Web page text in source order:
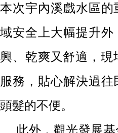
本次宇內溪戲水區
域安全上大幅提升
興、乾爽又舒適，現
服務，貼心解決過
頭髮的不便。
此外，觀光發展